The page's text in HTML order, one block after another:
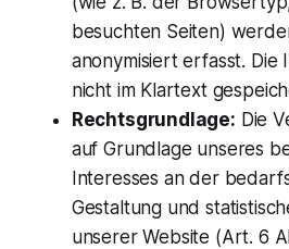
besuchten Seiten)
anonymisiert erfasst. Die
nicht im Klartext
Rechtsgrundlage: Die
auf Grundlage unseres
Interesses an der
Gestaltung und
unserer Website (Art. 6